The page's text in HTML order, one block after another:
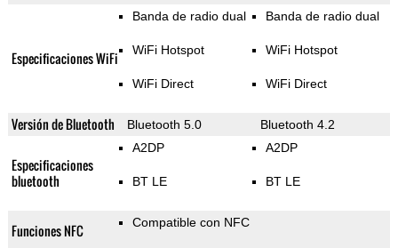
Especificaciones WiFi
Banda de radio dual
WiFi Hotspot
WiFi Direct
Banda de radio dual
WiFi Hotspot
WiFi Direct
Versión de Bluetooth Bluetooth 5.0 Bluetooth 4.2
Especificaciones
bluetooth
A2DP
BT LE
A2DP
BT LE
Funciones NFC Compatible con NFC